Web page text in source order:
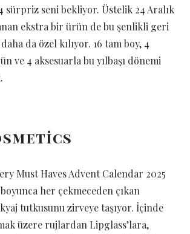
sürpriz seni bekliyor. Üstelik 24 Aralık
ekstra bir ürün de bu şenlikli geri
da özel kılıyor. 16 tam boy, 4
ve 4 aksesuarla bu yılbaşı dönemi
Must Haves Advent Calendar 2025
her çekmeceden çıkan
tutkusunu zirveye taşıyor. İçinde
üzere rujlardan Lipglass’lara,